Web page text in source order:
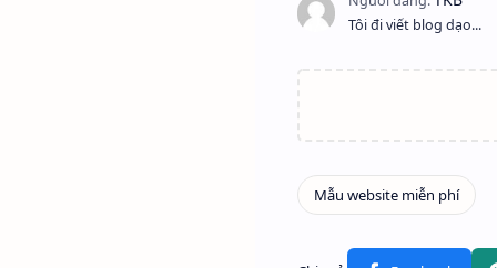
Tôi đi viết blog dạo...